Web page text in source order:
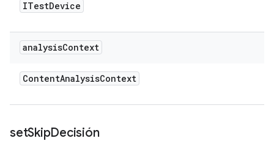
ITestDevice
analysisContext
ContentAnalysisContext
setSkipDecisión